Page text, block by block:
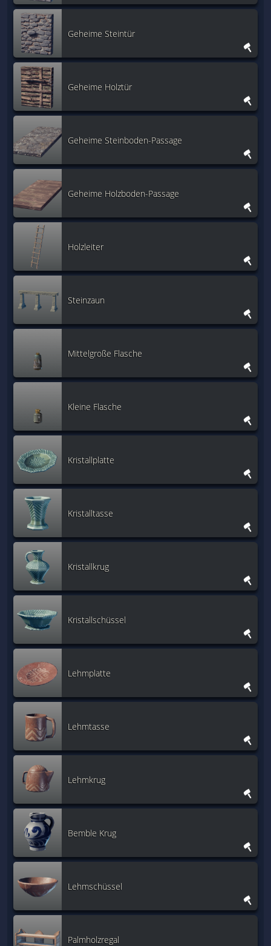
Geheime Steintür
Geheime Holztür
Geheime Steinboden-Passage
Geheime Holzboden-Passage
Holzleiter
Steinzaun
Mittelgroße Flasche
Kleine Flasche
Kristallplatte
Kristalltasse
Kristallkrug
Kristallschüssel
Lehmplatte
Lehmtasse
Lehmkrug
Bemble Krug
Lehmschüssel
Palmholzregal